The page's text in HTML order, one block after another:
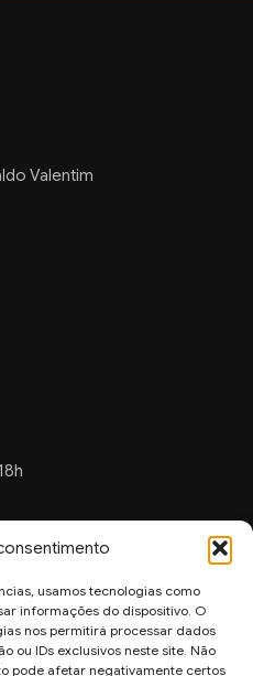
usamos tecnologias como
informações do dispositivo. O
nos permitirá processar dados
ou IDs exclusivos neste site. Não
pode afetar negativamente certos
Valentim